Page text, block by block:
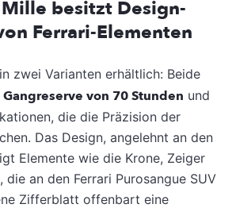
besitzt Design-
Ferrari-Elementen
zwei Varianten erhältlich: Beide
Gangreserve von 70 Stunden und
die die Präzision der
Das Design, angelehnt an den
Elemente wie die Krone, Zeiger
die an den Ferrari Purosangue SUV
Zifferblatt offenbart eine